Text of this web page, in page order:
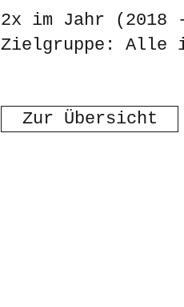
2x im Jahr (2018
Zielgruppe: Alle
Zur Übersicht